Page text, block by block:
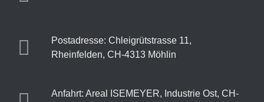
Postadresse: Chleigrütstrasse 11,
Rheinfelden, CH-4313 Möhlin
Anfahrt: Areal ISEMEYER, Industrie Ost, CH-